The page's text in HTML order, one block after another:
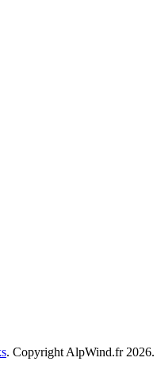
. Copyright AlpWind.fr 2026.